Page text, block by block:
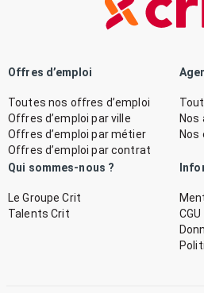
Offres d’emploi
Toutes nos offres d’emploi
Offres d’emploi par ville
Offres d’emploi par métier
Offres d’emploi par contrat
Nos
Qui sommes-nous ?
Le Groupe Crit
Talents Crit
CGU